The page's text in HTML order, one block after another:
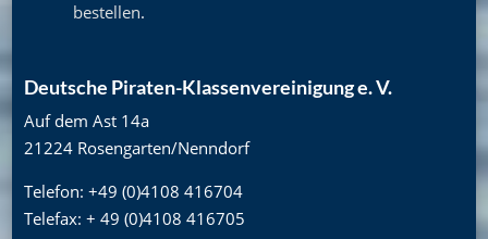
bestellen.
Deutsche Piraten-Klassenvereinigung e. V.
Auf dem Ast 14a
21224 Rosengarten/Nenndorf
Telefon: +49 (0)4108 416704
Telefax: + 49 (0)4108 416705